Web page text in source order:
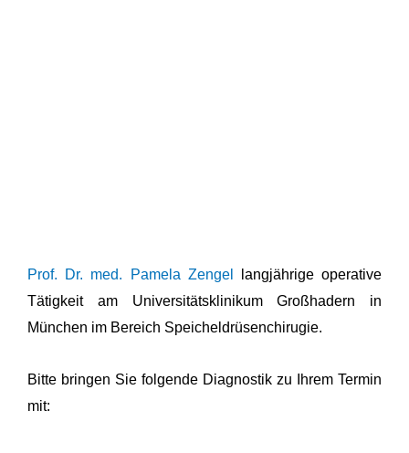
Prof. Dr. med. Pamela Zengel
langjährige operative
Tätigkeit am Universitätsklinikum Großhadern in
München im Bereich Speicheldrüsenchirugie.
Bitte bringen Sie folgende Diagnostik zu Ihrem Termin
mit: